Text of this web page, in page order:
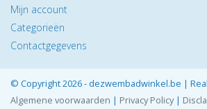
Mijn account
Categorieën
Contactgegevens
© Copyright 2026 - dezwembadwinkel.be |
Algemene voorwaarden | Privacy Policy|